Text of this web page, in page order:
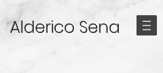
Alderico Sena